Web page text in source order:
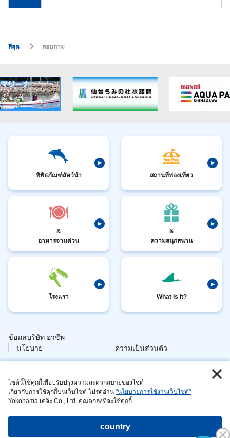
สีสุด สอบถาม
ไซต์นี้ใช้คุกกี้เพื่อปรับปรุงความสะดวกสบายของไซต์
เกี่ยวกับการใช้คุกกี้บนเว็บไซต์ โปรดอ่าน "นโยบายการใช้งานเว็บไซต์"
Yokohama เคจิะ Co., Ltd. คุณตกลงที่จะใช้คุกกี้
country
พิพิธภัณฑ์สัตว์นำ สถานที่ท่องเที่ยว
&
อาหารจานด่วน
&
ความสนุกสนาน
โรงแรา What is it?
ข้อมลบริษัท อาชีพ
นโยบาย
ความเป็นส่วนตัว
​ ​
จัดการสัตวนี่ย
นี้
​ ​
ความยั่งยืน การดำเนินการ